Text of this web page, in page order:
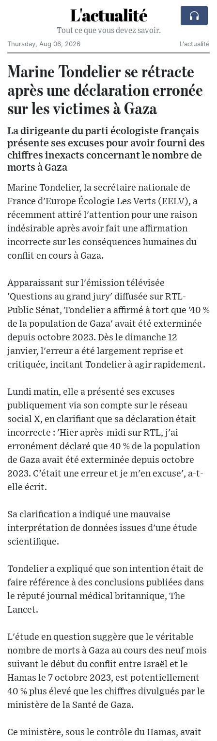
L'actualité
Tout ce que vous devez savoir.
Thursday, Aug 06, 2026
L'actualité
Marine Tondelier se rétracte
après une déclaration erronée
sur les victimes à Gaza
La dirigeante du parti écologiste français
présente ses excuses pour avoir fourni des
chiffres inexacts concernant le nombre de
morts à Gaza
Marine Tondelier, la secrétaire nationale de
France d'Europe Écologie Les Verts (EELV), a
récemment attiré l'attention pour une raison
indésirable après avoir fait une affirmation
incorrecte sur les conséquences humaines du
conflit en cours à Gaza.
Apparaissant sur l'émission télévisée
'Questions au grand jury' diffusée sur RTL-
Public Sénat, Tondelier a affirmé à tort que '40 %
de la population de Gaza' avait été exterminée
depuis octobre 2023. Dès le dimanche 12
janvier, l'erreur a été largement reprise et
critiquée, incitant Tondelier à agir rapidement.
Lundi matin, elle a présenté ses excuses
publiquement via son compte sur le réseau
social X, en clarifiant que sa déclaration était
incorrecte : 'Hier après-midi sur RTL, j'ai
erronément déclaré que 40 % de la population
de Gaza avait été exterminée depuis octobre
2023. C’était une erreur et je m'en excuse', a-t-
elle écrit.
Sa clarification a indiqué une mauvaise
interprétation de données issues d'une étude
scientifique.
Tondelier a expliqué que son intention était de
faire référence à des conclusions publiées dans
le réputé journal médical britannique, The
Lancet.
L'étude en question suggère que le véritable
nombre de morts à Gaza au cours des neuf mois
suivant le début du conflit entre Israël et le
Hamas le 7 octobre 2023, est potentiellement
40 % plus élevé que les chiffres divulgués par le
ministère de la Santé de Gaza.
Ce ministère, sous le contrôle du Hamas, avait